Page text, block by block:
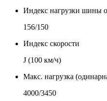
Индекс нагрузки шины
156/150
Индекс скорости
J (100 км/ч)
Макс. нагрузка
4000/3450